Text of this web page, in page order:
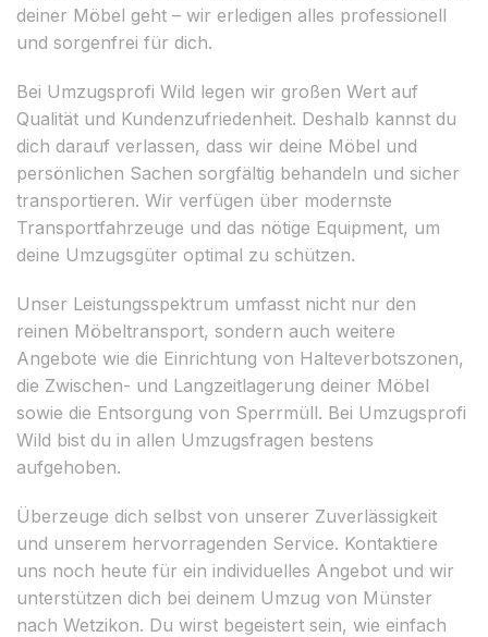
deiner Möbel geht – wir erledigen alles professionell
und sorgenfrei für dich.
Bei Umzugsprofi Wild legen wir großen Wert auf
Qualität und Kundenzufriedenheit. Deshalb kannst du
dich darauf verlassen, dass wir deine Möbel und
persönlichen Sachen sorgfältig behandeln und sicher
transportieren. Wir verfügen über modernste
Transportfahrzeuge und das nötige Equipment, um
deine Umzugsgüter optimal zu schützen.
Unser Leistungsspektrum umfasst nicht nur den
reinen Möbeltransport, sondern auch weitere
Angebote wie die Einrichtung von Halteverbotszonen,
die Zwischen- und Langzeitlagerung deiner Möbel
sowie die Entsorgung von Sperrmüll. Bei Umzugsprofi
Wild bist du in allen Umzugsfragen bestens
aufgehoben.
Überzeuge dich selbst von unserer Zuverlässigkeit
und unserem hervorragenden Service. Kontaktiere
uns noch heute für ein individuelles Angebot und wir
unterstützen dich bei deinem Umzug von Münster
nach Wetzikon. Du wirst begeistert sein, wie einfach